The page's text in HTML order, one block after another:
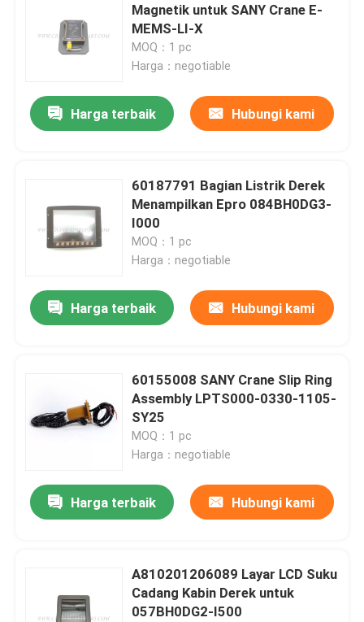
Magnetik untuk SANY Crane E-
MEMS-LI-X
MOQ：1 pc
Harga：negotiable
Harga terbaik Hubungi kami
60187791 Bagian Listrik Derek
Menampilkan Epro 084BH0DG3-
I000
MOQ：1 pc
Harga：negotiable
Harga terbaik Hubungi kami
60155008 SANY Crane Slip Ring
Assembly LPTS000-0330-1105-
SY25
MOQ：1 pc
Harga：negotiable
Harga terbaik Hubungi kami
A810201206089 Layar LCD Suku
Cadang Kabin Derek untuk
057BH0DG2-I500